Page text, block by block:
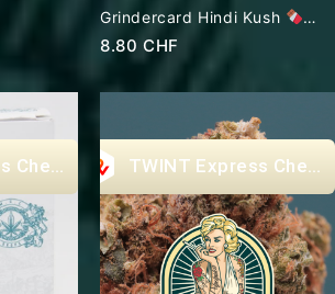
of
Grindercard Hindi Kush
First Edition
8.80 CHF
Checkout Express